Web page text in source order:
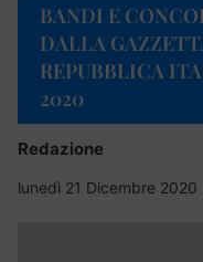
BANDI E
DALLA
REPUBBLICA
2020
Redazione
lunedì 21 Dicembre 2020